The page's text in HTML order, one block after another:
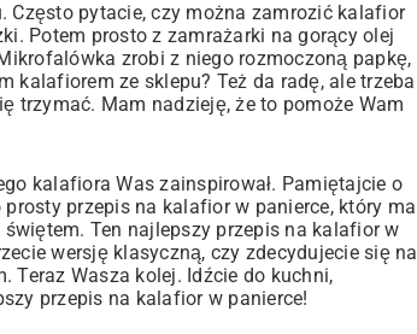
Często pytacie, czy można zamrozić kalafior
Potem prosto z zamrażarki na gorący olej
zrobi z niego rozmoczoną papkę,
kalafiorem ze sklepu? Też da radę, ale trzeba
trzymać. Mam nadzieję, że to pomoże Wam
kalafiora Was zainspirował. Pamiętajcie o
przepis na kalafior w panierce, który ma
Ten najlepszy przepis na kalafior w
wersję klasyczną, czy zdecydujecie się na
Teraz Wasza kolej. Idźcie do kuchni,
przepis na kalafior w panierce!